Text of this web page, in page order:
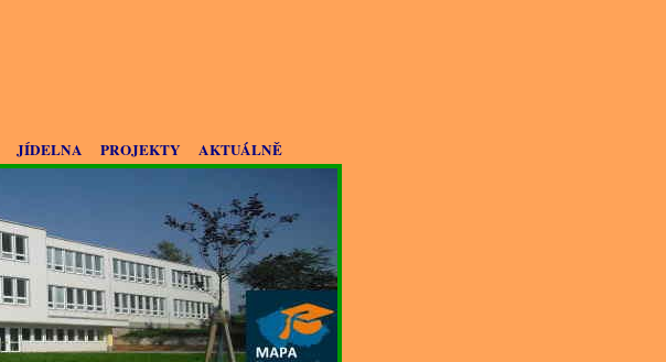
JÍDELNA PROJEKTY AKTUÁLNĚ